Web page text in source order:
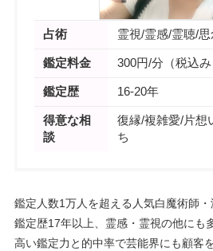
占術 霊視/霊感/霊聴/
鑑定料金 300円/分（税込み
鑑定歴 16-20年
得意な相
談
復縁/複雑愛/片想
ち
鑑定人数1万人を超える人気白魔術師・
鑑定歴17年以上、霊感・霊視の他にも
高い鑑定力と的中率で芸能界にも顧客